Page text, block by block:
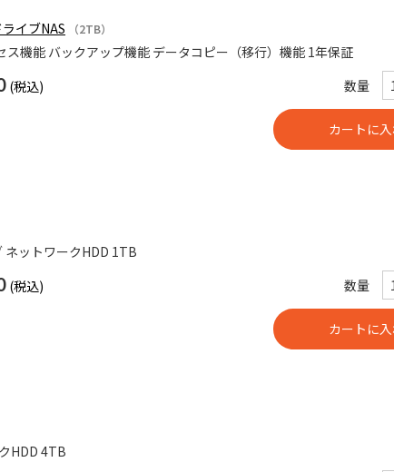
イブNAS （2TB）
ス機能 バックアップ機能 データコピー（移行）機能 1年保証
数量
ネットワークHDD 1TB
数量
HDD 4TB